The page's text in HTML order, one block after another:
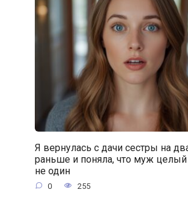
Я вернулась с дачи сестры на
раньше и поняла, что муж
не один
0 255